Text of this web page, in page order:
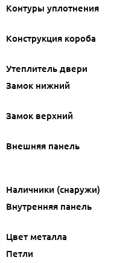
Контуры уплотнения
Конструкция короба
Утеплитель двери
Замок нижний
Замок верхний
Внешняя панель
Наличники (снаружи)
Внутренняя панель
Цвет металла
Петли